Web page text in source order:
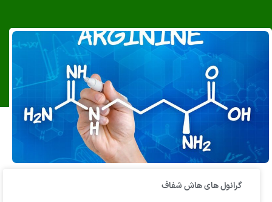
گرانول‌ های هاش شفاف